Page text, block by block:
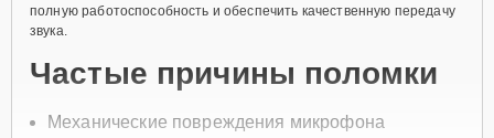
полную работоспособность и обеспечить качественную передачу
звука.
Частые причины поломки
Механические повреждения микрофона